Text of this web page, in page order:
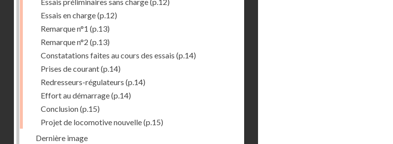
Essais en charge(p.12)
Remarque n°1 (p.13)
Remarque n°2 (p.13)
Constatations faites au cours des essais (p.14)
Prises de courant(p.14)
Redresseurs-régulateurs (p.14)
Effort au démarrage(p.14)
Conclusion(p.15)
Projet de locomotive nouvelle(p.15)
Dernière image